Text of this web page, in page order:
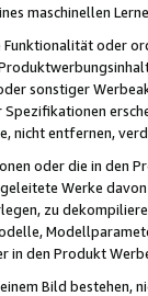
maschinellen
oder
sonstiger
nicht entfernen,
oder die in
Werke
zu
in den Produkt
Bild bestehen,